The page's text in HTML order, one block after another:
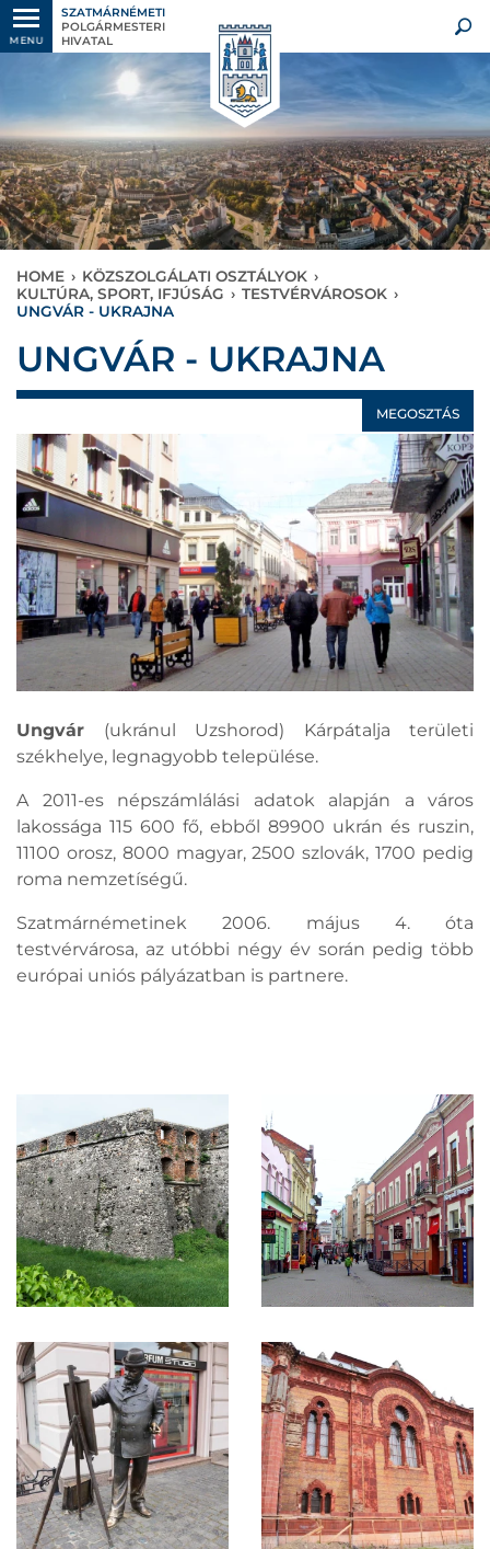
MENU
SZATMÁRNÉMETI
POLGÁRMESTERI
HIVATAL
HOME › KÖZSZOLGÁLATI OSZTÁLYOK ›
KULTÚRA, SPORT, IFJÚSÁG › TESTVÉRVÁROSOK ›
UNGVÁR - UKRAJNA
UNGVÁR - UKRAJNA
MEGOSZTÁS
Ungvár (ukránul Uzshorod) Kárpátalja területi
székhelye, legnagyobb települése.
A 2011-es népszámlálási adatok alapján a város
lakossága 115 600 fő, ebből 89900 ukrán és ruszin,
11100 orosz, 8000 magyar, 2500 szlovák, 1700 pedig
roma nemzetíségű.
Szatmárnémetinek 2006. május 4. óta
testvérvárosa, az utóbbi négy év során pedig több
európai uniós pályázatban is partnere.